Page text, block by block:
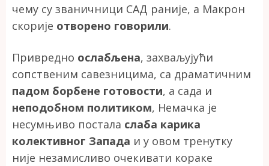
чему су званичници САД раније, а Макрон
скорије отворено говорили.
Привредно ослабљена, захваљујући
сопственим савезницима, са драматичним
падом борбене готовости, а сада и
неподобном политиком, Немачка је
несумњиво постала слаба карика
колективног Запада и у овом тренутку
није незамисливо очекивати кораке